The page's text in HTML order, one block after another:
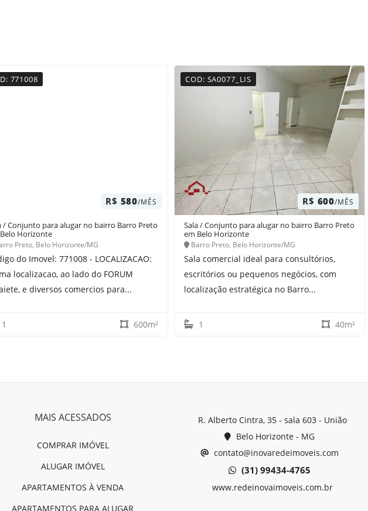
771008
R$ 580/MÊS
/ Conjunto para alugar no bairro Barro Preto
Horizonte
Preto, Belo Horizonte/MG
do Imovel: 771008 - LOCALIZACAO:
localizacao, ao lado do FORUM
e diversos comercios para...
1 600m²
COD: SA0077_LIS
R$ 600/MÊS
Sala / Conjunto para alugar no bairro Barro Preto
em Belo Horizonte
Barro Preto, Belo Horizonte/MG
Sala comercial ideal para consultórios,
escritórios ou pequenos negócios, com
localização estratégica no Barro...
1 40m²
MAIS ACESSADOS
COMPRAR IMÓVEL
ALUGAR IMÓVEL
APARTAMENTOS À VENDA
APARTAMENTOS PARA ALUGAR
R. Alberto Cintra, 35 - sala 603 - União
Belo Horizonte - MG
contato@inovaredeimoveis.com
(31) 99434-4765
www.redeinovaimoveis.com.br